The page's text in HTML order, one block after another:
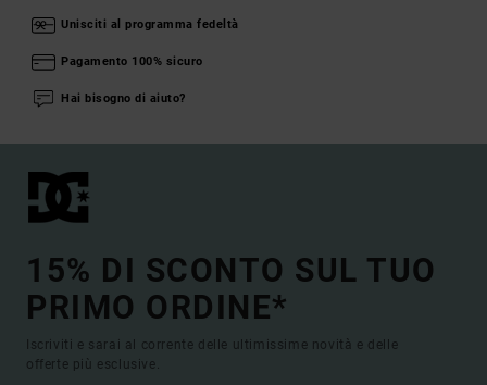
Unisciti al programma fedeltà
Pagamento 100% sicuro
Hai bisogno di aiuto?
15% DI SCONTO SUL TUO
PRIMO ORDINE*
Iscriviti e sarai al corrente delle ultimissime novità e delle
offerte più esclusive.